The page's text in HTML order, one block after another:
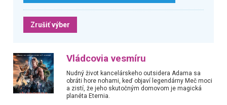
Zrušiť výber
Vládcovia vesmíru
Nudný život kancelárskeho outsidera Adama sa
obráti hore nohami, keď objaví legendárny Meč moci
a zistí, že jeho skutočným domovom je magická
planéta Eternia.